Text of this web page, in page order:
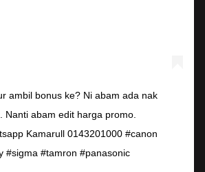
ambil bonus ke? Ni abam ada nak
Nanti abam edit harga promo.
Kamarull 0143201000 #canon
#sigma #tamron #panasonic